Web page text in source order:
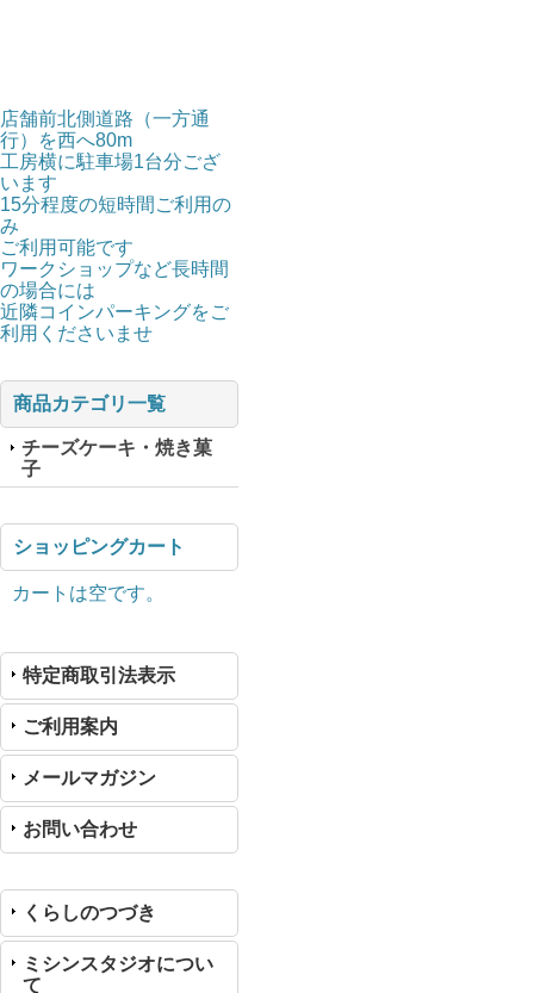
店舗前北側道路（一方通
行）を西へ80m
工房横に駐車場1台分ござ
います
15分程度の短時間ご利用の
み
ご利用可能です
ワークショップなど長時間
の場合には
近隣コインパーキングをご
利用くださいませ
商品カテゴリ一覧
チーズケーキ・焼き菓
子
ショッピングカート
カートは空です。
特定商取引法表示
ご利用案内
メールマガジン
お問い合わせ
くらしのつづき
ミシンスタジオについ
て